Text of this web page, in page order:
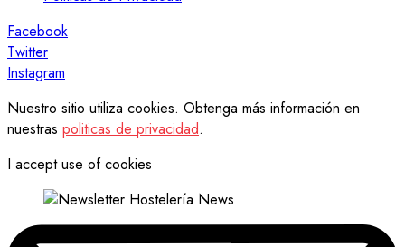
Facebook
Twitter
Instagram
Nuestro sitio utiliza cookies. Obtenga más información en
nuestras politicas de privacidad.
I accept use of cookies